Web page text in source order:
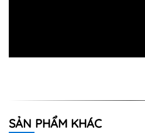
SẢN PHẨM KHÁC